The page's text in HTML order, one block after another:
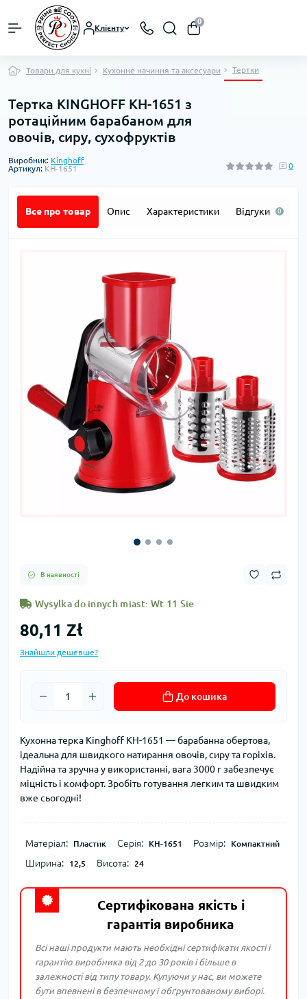
Клієнту
0
Товари для кухні Кухонне начиння та аксесуари Тертки
Тертка KINGHOFF KH-1651 з
ротаційним барабаном для
овочів, сиру, сухофруктів
Виробник: Kinghoff
Артикул: KH-1651 0
Все про товар Опис Характеристики Відгуки 0
В наявності
Wysylka do innych miast: Wt 11 Sie
80,11 Zł
Знайшли дешевше?
До кошика
Кухонна терка Kinghoff KH-1651 — барабанна обертовa,
ідеальна для швидкого натирання овочів, сиру та горіхів.
Надійна та зручна у використанні, вага 3000 г забезпечує
міцність і комфорт. Зробіть готування легким та швидким
вже сьогодні!
Матеріал: Пластик Серія: KH-1651 Розмір: Компактний
Ширина: 12,5 Висота: 24
Сертифікована якість і
гарантія виробника
Всі наші продукти мають необхідні сертифікати якості і
гарантію виробника від 2 до 30 років і більше в
залежності від типу товару. Купуючи у нас, ви можете
бути впевнені в безпечному і обґрунтованому виборі.